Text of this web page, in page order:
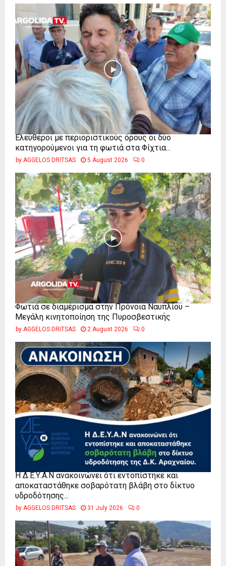
Ελεύθεροι με περιοριστικούς όρους οι δύο
κατηγορούμενοι για τη φωτιά στα Φίχτια...
by AGGELOS DRITSAS 5 August 2026 0
Φωτιά σε διαμέρισμα στην Πρόνοια Ναυπλίου –
Μεγάλη κινητοποίηση της Πυροσβεστικής
by AGGELOS DRITSAS 2 August 2026 0
Η Δ.Ε.Υ.Α.Ν ανακοινώνει ότι εντοπίστηκε και
αποκαταστάθηκε σοβαρότατη βλάβη στο δίκτυο
υδροδότησης...
by AGGELOS DRITSAS 31 July 2026 0